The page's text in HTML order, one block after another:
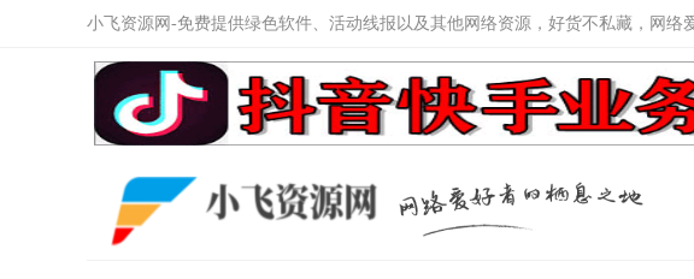
小飞资源网-免费提供绿色软件、活动线报以及其他网络资源，好货不私藏，网络